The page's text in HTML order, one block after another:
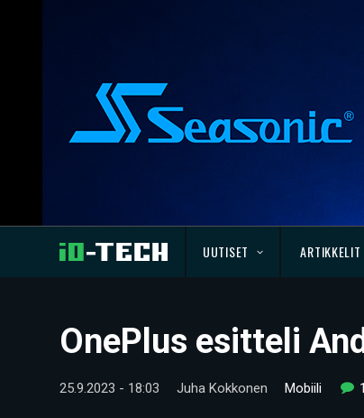
UUTISET ARTIKKELIT
OnePlus esitteli
25.9.2023 - 18:03 Juha Kokkonen Mobiili 1